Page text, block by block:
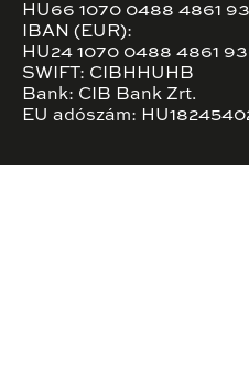
HU66 1070 0488 4861
IBAN (EUR):
HU24 1070 0488 4861
SWIFT: CIBHHUHB
Bank: CIB Bank Zrt.
EU adószám: